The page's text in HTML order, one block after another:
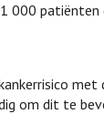
000
met
om dit te